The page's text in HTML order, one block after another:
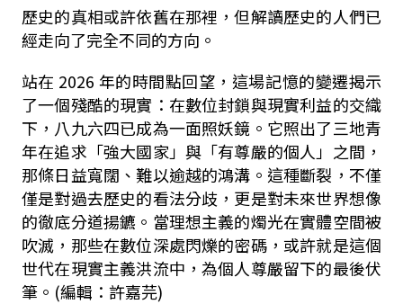
歷史的真相或許依舊在那裡，但解讀歷史的人們已
經走向了完全不同的方向。
站在 2026 年的時間點回望，這場記憶的變遷揭示
了一個殘酷的現實：在數位封鎖與現實利益的交織
下，八九六四已成為一面照妖鏡。它照出了三地青
年在追求「強大國家」與「有尊嚴的個人」之間，
那條日益寬闊、難以逾越的鴻溝。這種斷裂，不僅
僅是對過去歷史的看法分歧，更是對未來世界想像
的徹底分道揚鑣。當理想主義的燭光在實體空間被
吹滅，那些在數位深處閃爍的密碼，或許就是這個
世代在現實主義洪流中，為個人尊嚴留下的最後伏
筆。(編輯：許嘉芫)